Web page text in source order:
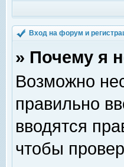
Вход на форум и
» Почему я
Возможно
правильно
вводятся
чтобы